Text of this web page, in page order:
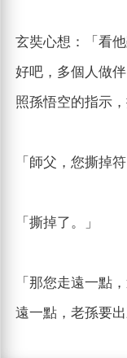
玄奘心想：「看
好吧，多個人做
照孫悟空的指示，
「師父，您撕掉
「撕掉了。」
「那您走遠一點
遠一點，老孫要